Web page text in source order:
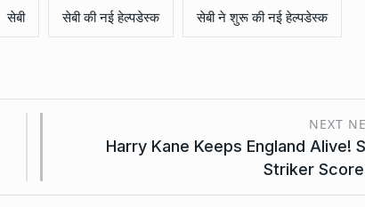
सेबी सेबी की नई हेल्पडेस्क सेबी ने शुरू की नई हेल्पडेस्क
NEXT
Harry Kane Keeps England Alive!
Striker